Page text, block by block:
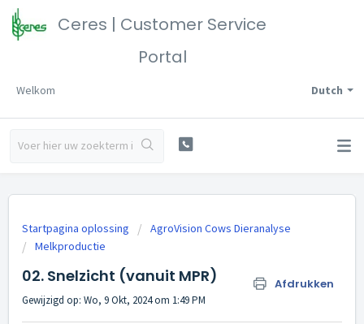
Ceres | Customer Service
Portal
Dutch
Welkom
Startpagina oplossing
AgroVision Cows Dieranalyse
Melkproductie
02. Snelzicht (vanuit MPR) Afdrukken
Gewijzigd op: Wo, 9 Okt, 2024 om 1:49 PM